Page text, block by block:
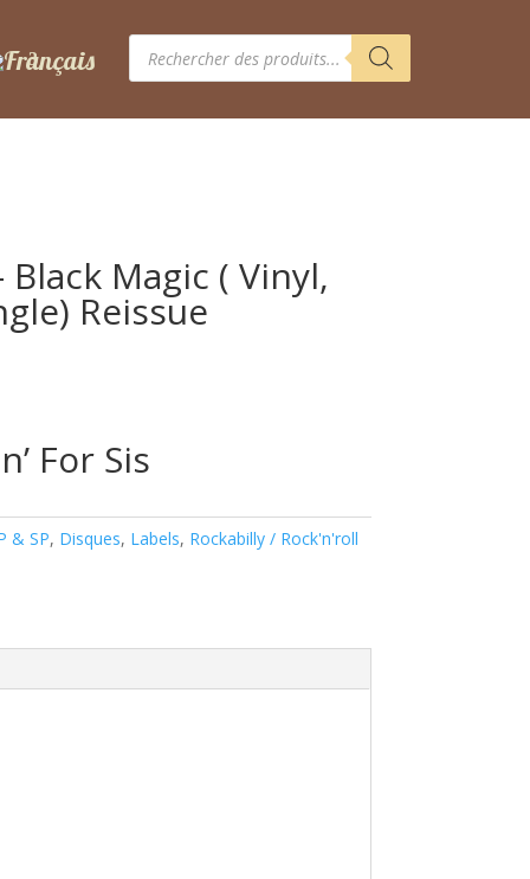
Recherche
produits
Black Magic ( Vinyl,
Reissue
For Sis
& SP, Disques, Labels, Rockabilly / Rock'n'roll